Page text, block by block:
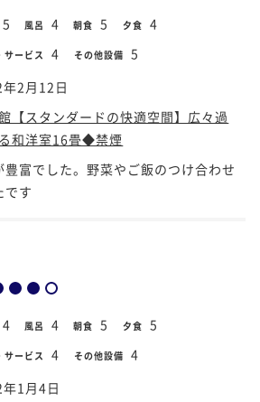
5 風呂 4 朝食 5 夕食 4
サービス 4 その他設備 5
2月12日
【スタンダードの快適空間】広々過
和洋室16畳◆禁煙
富でした。野菜やご飯のつけ合わせ
です
4 風呂 4 朝食 5 夕食 5
サービス 4 その他設備 4
1月4日